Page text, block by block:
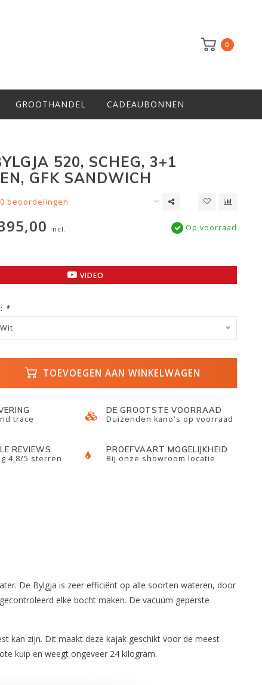
0
GROOTHANDEL CADEAUBONNEN
520, SCHEG, 3+1
GFK SANDWICH
0 beoordelingen
Incl.
Op voorraad
VIDEO
*
TOEVOEGEN AAN WINKELWAGEN
trace
DE GROOTSTE VOORRAAD
Duizenden kano's op voorraad
REVIEWS
4,8/5 sterren
PROEFVAART MOGELIJKHEID
Bij onze showroom locatie
De Bylgja is zeer efficiënt op alle soorten wateren, door
elke bocht maken. De vacuüm geperste
kan zijn. Dit maakt deze kajak geschikt voor de meest
kuip en weegt ongeveer 24 kilogram.